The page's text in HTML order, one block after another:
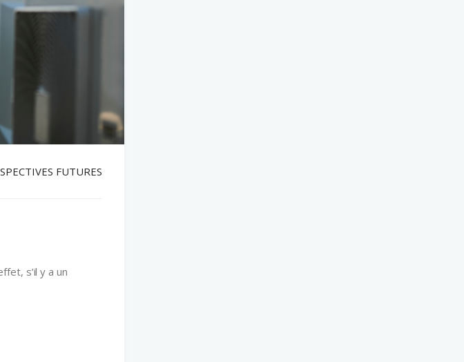
FUTURES
s’il y a un